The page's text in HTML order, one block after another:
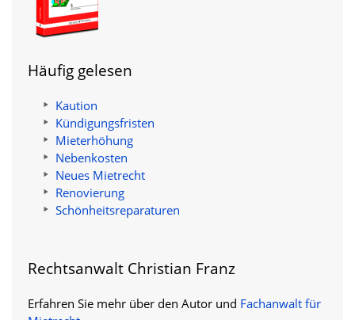
Häufig gelesen
Kaution
Kündigungsfristen
Mieterhöhung
Nebenkosten
Neues Mietrecht
Renovierung
Schönheitsreparaturen
Rechtsanwalt Christian Franz
Erfahren Sie mehr über den Autor und Fachanwalt für